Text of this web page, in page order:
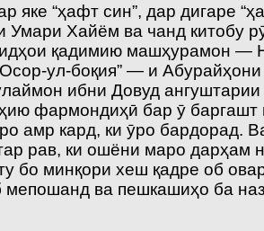
“ҳафт син”, дар дигаре
Умари Хайём ва чанд китобу
қадимию машҳурамон —
ул-боқия” — и
ибни Довуд
фармондиҳӣ бар ӯ
амр кард, ки ӯро бардорад.
рав, ки ошёни маро дарҳам
бо минқори хеш қадре об
мепошанд ва пешкашиҳо ба